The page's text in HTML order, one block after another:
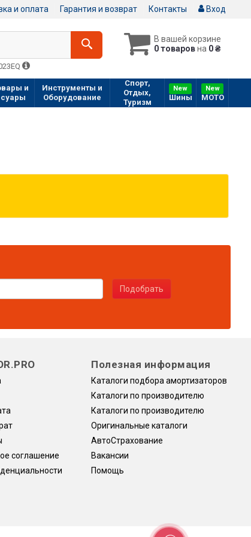
и оплата Гарантия и возврат Контакты Вход
В вашей корзине
0 товаровна 0 ₴
и
Инструменты и
Оборудование
Спорт,
Отдых,
Туризм
New
Шины
New
МOTO
Подобрать
соглашение
Полезная информация
Каталоги подбора амортизаторов
Каталоги по производителю
Каталоги по производителю
Оригинальные каталоги
АвтоСтрахование
Вакансии
Помощь